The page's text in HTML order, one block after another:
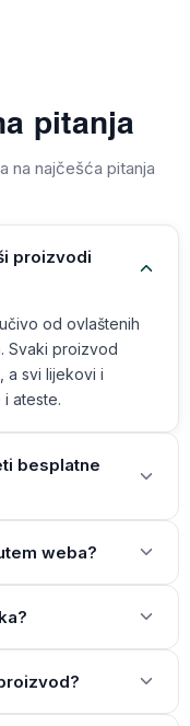
pitanja
na najčešća pitanja
proizvodi
od ovlaštenih
Svaki proizvod
a svi lijekovi i
ateste.
besplatne
weba?